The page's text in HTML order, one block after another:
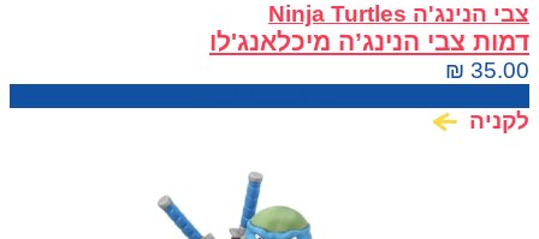
צבי הנינג'ה Ninja Turtles
דמות צבי הנינג’ה מיכלאנג'לו
₪ 35.00
לקניה